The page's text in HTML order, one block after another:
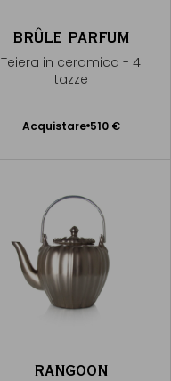
BRÛLE PARFUM
Teiera in ceramica - 4
tazze
Acquistare 510 €
Aggiungere
RANGOON